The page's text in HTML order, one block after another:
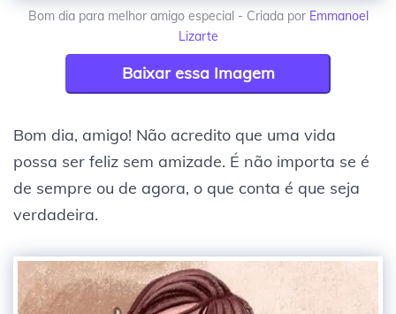
Bom dia para melhor amigo especial - Criada por Emmanoel
Lizarte
Baixar essa Imagem
Bom dia, amigo! Não acredito que uma vida
possa ser feliz sem amizade. É não importa se é
de sempre ou de agora, o que conta é que seja
verdadeira.